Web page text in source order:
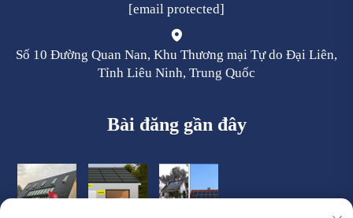
[email protected]
Số 10 Đường Quan Nan, Khu Thương mại Tự do Đại Liên,
Tỉnh Liêu Ninh, Trung Quốc
Bài đăng gần đây